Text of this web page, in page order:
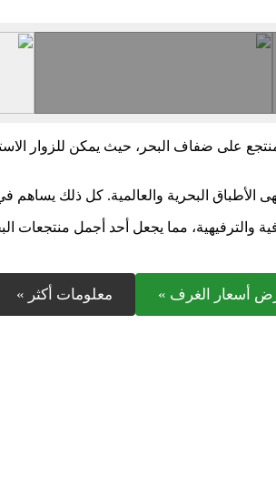
على ضفاف البحر، حيث يمكن للزوار
البحرية والعالمية. كل ذلك يساهم
والترفيهية، مما يجعل أحد أجمل منتجعات
أسعار الغرف » معلومات أكثر »